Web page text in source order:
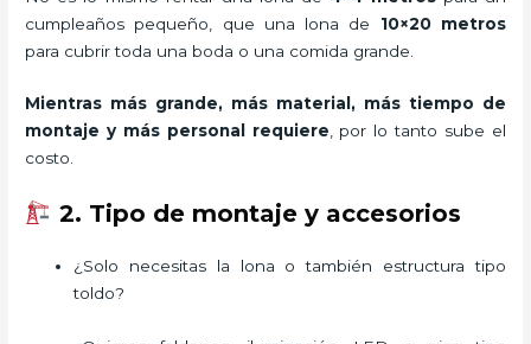
cumpleaños pequeño, que una lona de 10×20 metros
para cubrir toda una boda o una comida grande.
Mientras más grande, más material, más tiempo de
montaje y más personal requiere, por lo tanto sube el
costo.
2. Tipo de montaje y accesorios
¿Solo necesitas la lona o también estructura tipo
toldo?